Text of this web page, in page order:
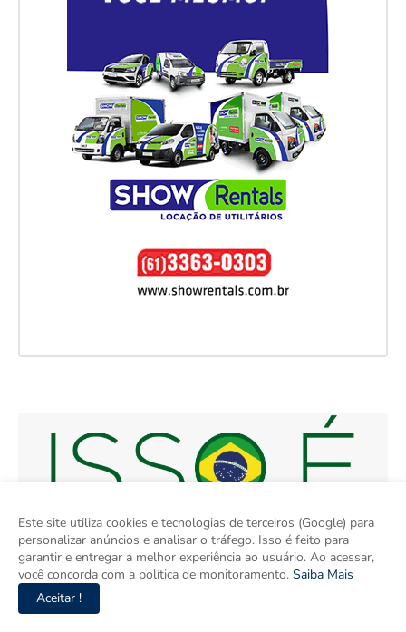
Este site utiliza cookies e tecnologias de terceiros (Google) para
personalizar anúncios e analisar o tráfego. Isso é feito para
garantir e entregar a melhor experiência ao usuário. Ao acessar,
você concorda com a política de monitoramento. Saiba Mais
Aceitar !